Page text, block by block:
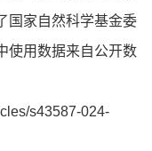
国家自然科学基金委
使用数据来自公开数
s43587-024-